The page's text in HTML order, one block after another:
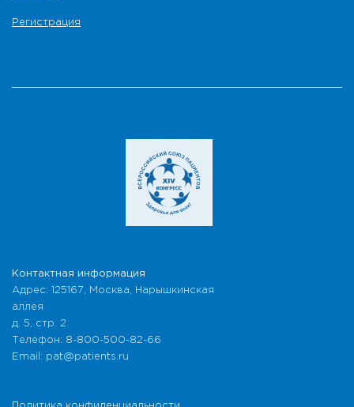
Регистрация
Контактная информация
Адрес: 125167, Москва, Нарышкинская
аллея
д. 5, стр. 2
Телефон: 8-800-500-82-66
Email: pat@patients.ru